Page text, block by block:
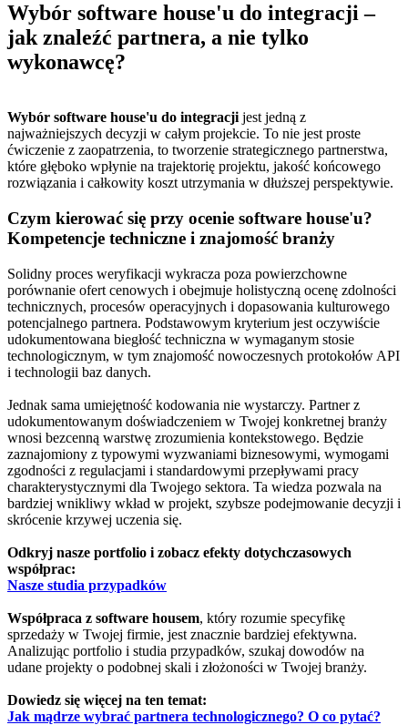
Wybór software house'u do integracji –
jak znaleźć partnera, a nie tylko
wykonawcę?
Wybór software house'u do integracji jest jedną z
najważniejszych decyzji w całym projekcie. To nie jest proste
ćwiczenie z zaopatrzenia, to tworzenie strategicznego partnerstwa,
które głęboko wpłynie na trajektorię projektu, jakość końcowego
rozwiązania i całkowity koszt utrzymania w dłuższej perspektywie.
Czym kierować się przy ocenie software house'u?
Kompetencje techniczne i znajomość branży
Solidny proces weryfikacji wykracza poza powierzchowne
porównanie ofert cenowych i obejmuje holistyczną ocenę zdolności
technicznych, procesów operacyjnych i dopasowania kulturowego
potencjalnego partnera. Podstawowym kryterium jest oczywiście
udokumentowana biegłość techniczna w wymaganym stosie
technologicznym, w tym znajomość nowoczesnych protokołów API
i technologii baz danych.
Jednak sama umiejętność kodowania nie wystarczy. Partner z
udokumentowanym doświadczeniem w Twojej konkretnej branży
wnosi bezcenną warstwę zrozumienia kontekstowego. Będzie
zaznajomiony z typowymi wyzwaniami biznesowymi, wymogami
zgodności z regulacjami i standardowymi przepływami pracy
charakterystycznymi dla Twojego sektora. Ta wiedza pozwala na
bardziej wnikliwy wkład w projekt, szybsze podejmowanie decyzji i
skrócenie krzywej uczenia się.
Odkryj nasze portfolio i zobacz efekty dotychczasowych
współprac:
Nasze studia przypadków
Współpraca z software housem, który rozumie specyfikę
sprzedaży w Twojej firmie, jest znacznie bardziej efektywna.
Analizując portfolio i studia przypadków, szukaj dowodów na
udane projekty o podobnej skali i złożoności w Twojej branży.
Dowiedz się więcej na ten temat:
Jak mądrze wybrać partnera technologicznego? O co pytać?